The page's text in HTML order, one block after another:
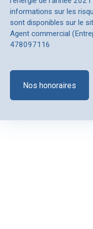
informations sur les
sont disponibles sur le
Agent commercial
478097116
Nos honoraires